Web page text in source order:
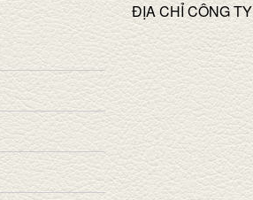
ĐỊA CHỈ CÔNG TY